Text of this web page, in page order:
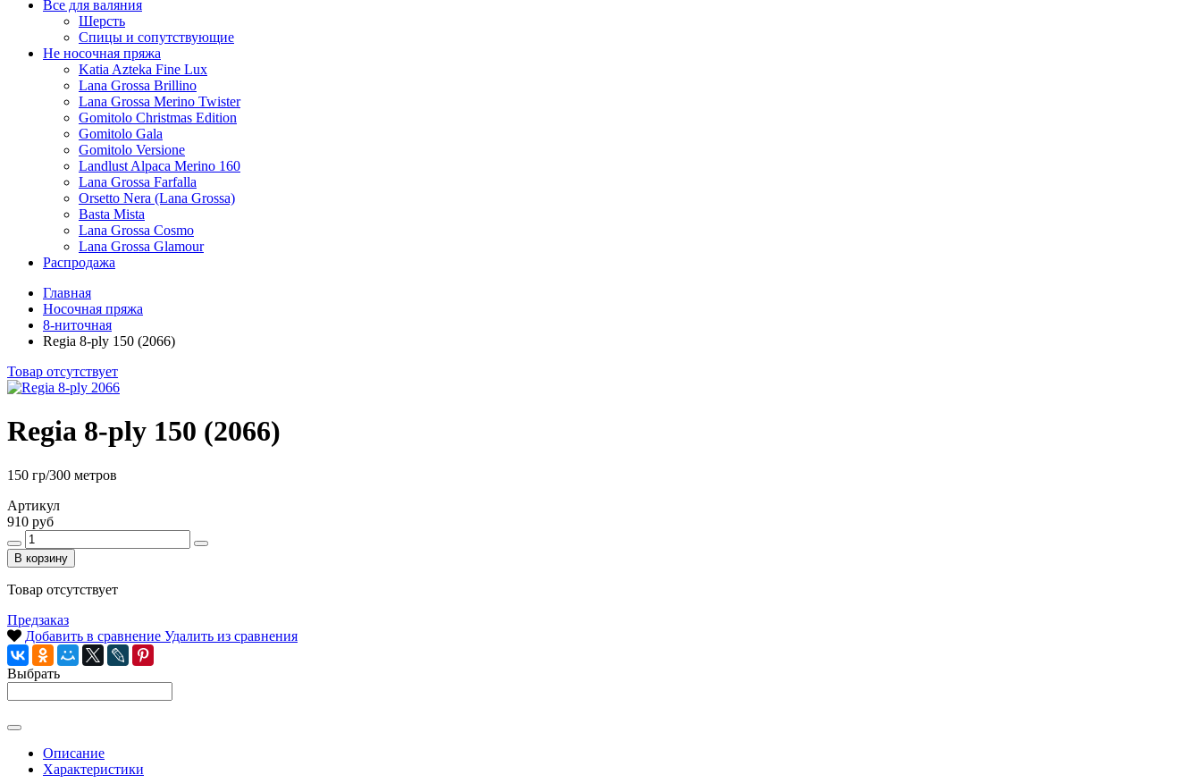
Все для валяния
Шерсть
Спицы и сопутствующие
Не носочная пряжа
Katia Azteka Fine Lux
Lana Grossa Brillino
Lana Grossa Merino Twister
Gomitolo Christmas Edition
Gomitolo Gala
Gomitolo Versione
Landlust Alpaca Merino 160
Lana Grossa Farfalla
Orsetto Nera (Lana Grossa)
Basta Mista
Lana Grossa Cosmo
Lana Grossa Glamour
Распродажа
Главная
Носочная пряжа
8-ниточная
Regia 8-ply 150 (2066)
Товар отсутствует
Regia 8-ply 150 (2066)
150 гр/300 метров
Артикул
910 руб
В корзину
Товар отсутствует
Предзаказ
Добавить в сравнение Удалить из сравнения
Выбрать
Описание
Характеристики